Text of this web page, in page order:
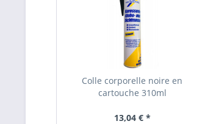
Colle corporelle noire en
cartouche 310ml
13,04 € *